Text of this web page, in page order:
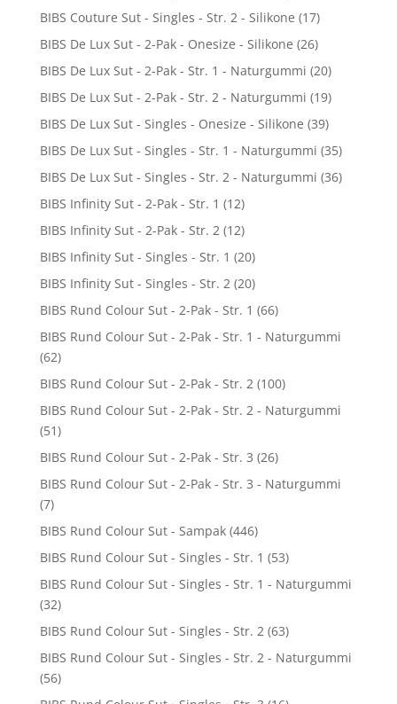
BIBS Couture Sut - Singles - Str. 2 - Silikone (17)
BIBS De Lux Sut - 2-Pak - Onesize - Silikone (26)
BIBS De Lux Sut - 2-Pak - Str. 1 - Naturgummi (20)
BIBS De Lux Sut - 2-Pak - Str. 2 - Naturgummi (19)
BIBS De Lux Sut - Singles - Onesize - Silikone (39)
BIBS De Lux Sut - Singles - Str. 1 - Naturgummi (35)
BIBS De Lux Sut - Singles - Str. 2 - Naturgummi (36)
BIBS Infinity Sut - 2-Pak - Str. 1 (12)
BIBS Infinity Sut - 2-Pak - Str. 2 (12)
BIBS Infinity Sut - Singles - Str. 1 (20)
BIBS Infinity Sut - Singles - Str. 2 (20)
BIBS Rund Colour Sut - 2-Pak - Str. 1 (66)
BIBS Rund Colour Sut - 2-Pak - Str. 1 - Naturgummi
(62)
BIBS Rund Colour Sut - 2-Pak - Str. 2 (100)
BIBS Rund Colour Sut - 2-Pak - Str. 2 - Naturgummi
(51)
BIBS Rund Colour Sut - 2-Pak - Str. 3 (26)
BIBS Rund Colour Sut - 2-Pak - Str. 3 - Naturgummi
(7)
BIBS Rund Colour Sut - Sampak (446)
BIBS Rund Colour Sut - Singles - Str. 1 (53)
BIBS Rund Colour Sut - Singles - Str. 1 - Naturgummi
(32)
BIBS Rund Colour Sut - Singles - Str. 2 (63)
BIBS Rund Colour Sut - Singles - Str. 2 - Naturgummi
(56)